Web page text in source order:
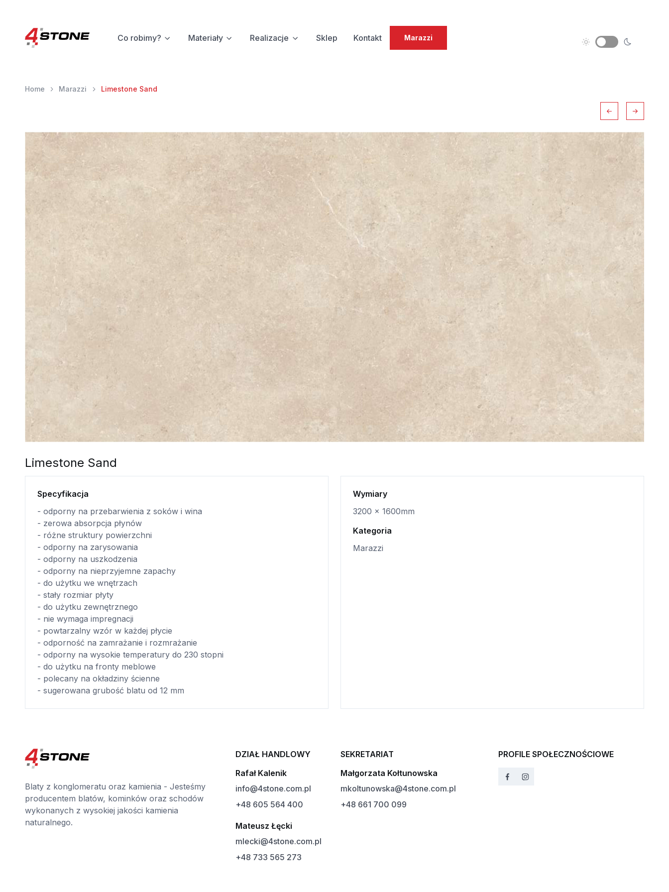
Co robimy? Materiały Realizacje Sklep Kontakt Marazzi
Home Marazzi Limestone Sand
Limestone Sand
Specyfikacja
- odporny na przebarwienia z soków i wina
- zerowa absorpcja płynów
- różne struktury powierzchni
- odporny na zarysowania
- odporny na uszkodzenia
- odporny na nieprzyjemne zapachy
- do użytku we wnętrzach
- stały rozmiar płyty
- do użytku zewnętrznego
- nie wymaga impregnacji
- powtarzalny wzór w każdej płycie
- odporność na zamrażanie i rozmrażanie
- odporny na wysokie temperatury do 230 stopni
- do użytku na fronty meblowe
- polecany na okładziny ścienne
- sugerowana grubość blatu od 12 mm
Wymiary
3200 x 1600mm
Kategoria
Marazzi
Blaty z konglomeratu oraz kamienia - Jesteśmy
producentem blatów, kominków oraz schodów
wykonanych z wysokiej jakości kamienia
naturalnego.
DZIAŁ HANDLOWY
Rafał Kalenik
info@4stone.com.pl
+48 605 564 400
Mateusz Łęcki
mlecki@4stone.com.pl
+48 733 565 273
SEKRETARIAT
Małgorzata Kołtunowska
mkoltunowska@4stone.com.pl
+48 661 700 099
PROFILE SPOŁECZNOŚCIOWE